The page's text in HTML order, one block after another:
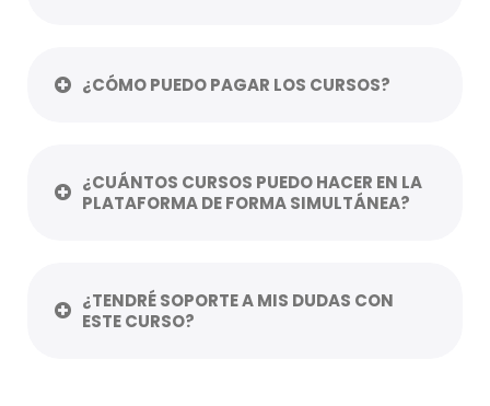
¿CÓMO PUEDO PAGAR LOS CURSOS?
¿CUÁNTOS CURSOS PUEDO HACER EN LA
PLATAFORMA DE FORMA SIMULTÁNEA?
¿TENDRÉ SOPORTE A MIS DUDAS CON
ESTE CURSO?